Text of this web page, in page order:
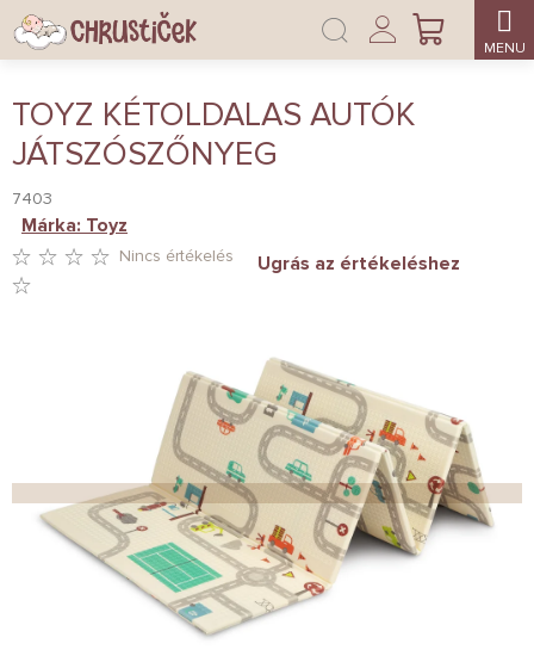
Ugrás
fő
KOSÁR
Bejelentkezés
TOYZ KÉTOLDALAS AUTÓK
JÁTSZÓSZŐNYEG
7403
CSILLAG.
Nincs értékelés Ugrás az értékeléshez
Márka: Toyz